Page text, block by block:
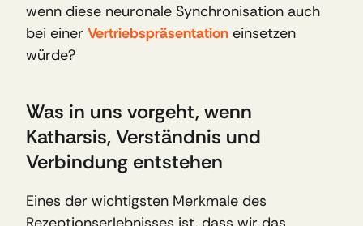
wenn diese neuronale Synchronisation auch
bei einer Vertriebspräsentation einsetzen
würde?
Was in uns vorgeht, wenn
Katharsis, Verständnis und
Verbindung entstehen
Eines der wichtigsten Merkmale des